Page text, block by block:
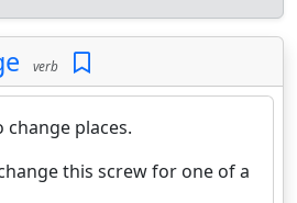
verb
change places.
this screw for one of a